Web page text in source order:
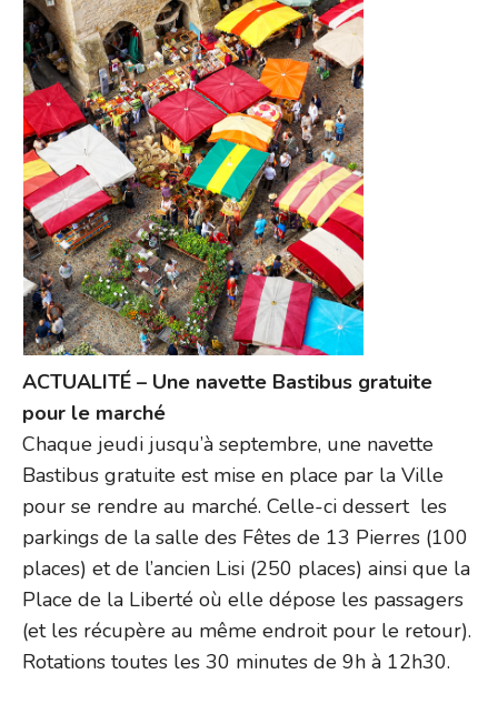
ACTUALITÉ – Une navette Bastibus gratuite
pour le marché
Chaque jeudi jusqu’à septembre, une navette
Bastibus gratuite est mise en place par la Ville
pour se rendre au marché. Celle-ci dessert les
parkings de la salle des Fêtes de 13 Pierres (100
places) et de l’ancien Lisi (250 places) ainsi que la
Place de la Liberté où elle dépose les passagers
(et les récupère au même endroit pour le retour).
Rotations toutes les 30 minutes de 9h à 12h30.